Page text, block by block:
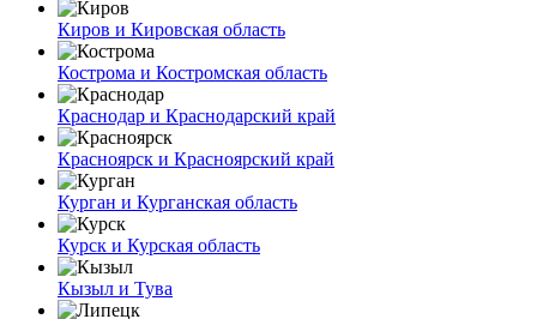
Киров и Кировская область
Кострома и Костромская область
Краснодар и Краснодарский край
Красноярск и Красноярский край
Курган и Курганская область
Курск и Курская область
Кызыл и Тува